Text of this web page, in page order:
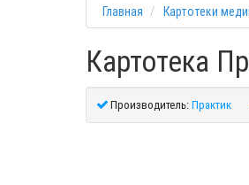
Главная Картотеки
Картотека
Производитель:Практик